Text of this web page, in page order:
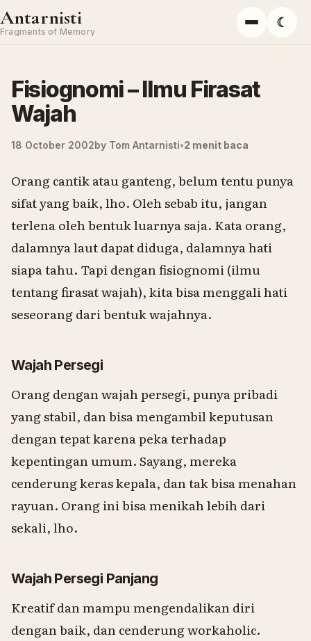
Skip to content
Antarnisti
Fragments of Memory Menu
☾
Fisiognomi – Ilmu Firasat
Wajah
18 October 2002by Tom Antarnisti 2 menit baca
Orang cantik atau ganteng, belum tentu punya
sifat yang baik, lho. Oleh sebab itu, jangan
terlena oleh bentuk luarnya saja. Kata orang,
dalamnya laut dapat diduga, dalamnya hati
siapa tahu. Tapi dengan fisiognomi (ilmu
tentang firasat wajah), kita bisa menggali hati
seseorang dari bentuk wajahnya.
Wajah Persegi
Orang dengan wajah persegi, punya pribadi
yang stabil, dan bisa mengambil keputusan
dengan tepat karena peka terhadap
kepentingan umum. Sayang, mereka
cenderung keras kepala, dan tak bisa menahan
rayuan. Orang ini bisa menikah lebih dari
sekali, lho.
Wajah Persegi Panjang
Kreatif dan mampu mengendalikan diri
dengan baik, dan cenderung workaholic.